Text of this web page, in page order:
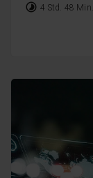
timelapse 4 Std. 48 Min.